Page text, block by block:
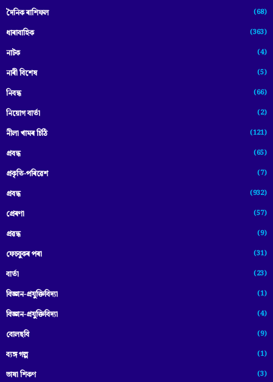
দৈনিক ৰাশিফল (68)
ধাৰাবাহিক (363)
নাটক (4)
নাৰী বিশেষ (5)
নিবন্ধ (66)
নিয়োগ বাৰ্তা (2)
নীলা খামৰ চিঠি (121)
প্রবন্ধ (65)
প্ৰকৃতি-পৰিৱেশ (7)
প্ৰবন্ধ (932)
প্ৰেৰণা (57)
প্ৰৱন্ধ (9)
ফেচবুকৰ পৰা (31)
বাৰ্তা (23)
বিজ্ঞান-প্রযুক্তিবিদ্যা (1)
বিজ্ঞান-প্ৰযুক্তিবিদ্যা (4)
বোলছবি (9)
ব্যঙ্গ গল্প (1)
ভাষা শিকণ (3)